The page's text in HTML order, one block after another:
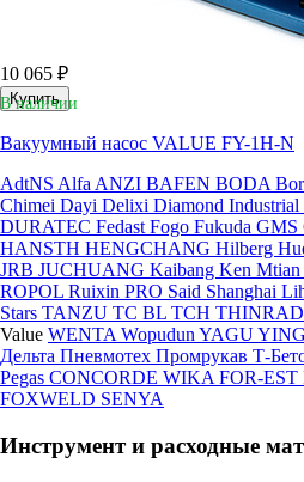
10 065 ₽
Купить
В наличии
Вакуумный насос VALUE FY-1H-N
AdtNS Alfa ANZI BAFEN BODA
Chimei Dayi Delixi Diamond Industrial
DURATEC Fedast Fogo Fukuda GMS
HANSTH HENGCHANG Hilberg
JRB JUCHUANG Kaibang Ken Mtian
ROPOL Ruixin PRO Said Shanghai
Stars TANZU TC BL TCH THINRAD
Value WENTA Wopudun YAGU
Дельта Пневмотех Промрукав Т-
Pegas CONCORDE WIKA FOR-EST
FOXWELD SENYA
Инструмент и расходные